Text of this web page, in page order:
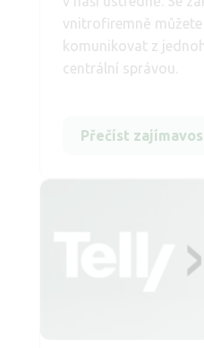
vnitrofiremně
komunikovat z
centrální správou.
Přečíst